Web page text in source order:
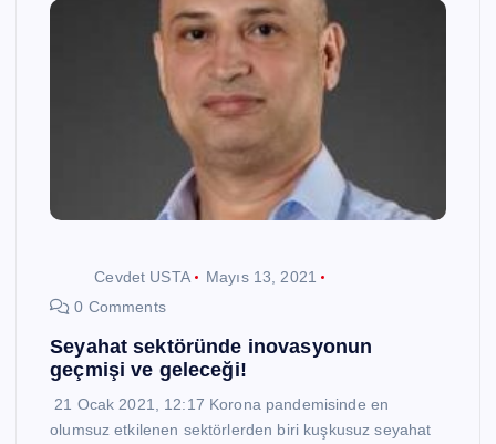
Cevdet USTA
Mayıs 13, 2021
0 Comments
Seyahat sektöründe inovasyonun
geçmişi ve geleceği!
21 Ocak 2021, 12:17 Korona pandemisinde en
olumsuz etkilenen sektörlerden biri kuşkusuz seyahat